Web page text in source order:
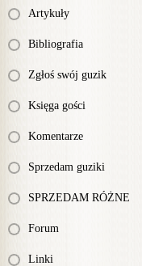
Artykuły
Bibliografia
Zgłoś swój guzik
Księga gości
Komentarze
Sprzedam guziki
SPRZEDAM RÓŻNE
Forum
Linki